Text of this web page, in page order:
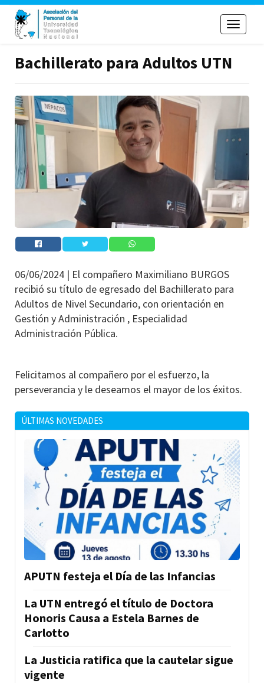
Toggle
Bachillerato para Adultos UTN
06/06/2024 | El compañero Maximiliano BURGOS
recibió su título de egresado del Bachillerato para
Adultos de Nivel Secundario, con orientación en
Gestión y Administración , Especialidad
Administración Pública.
Felicitamos al compañero por el esfuerzo, la
perseverancia y le deseamos el mayor de los éxitos.
ÚLTIMAS NOVEDADES
APUTN festeja el Día de las Infancias
La UTN entregó el título de Doctora
Honoris Causa a Estela Barnes de
Carlotto
La Justicia ratifica que la cautelar sigue
vigente